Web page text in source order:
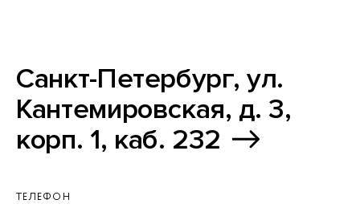
Санкт-Петербург, ул.
Кантемировская, д. 3,
корп. 1, каб. 232
ТЕЛЕФОН